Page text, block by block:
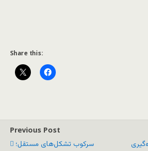
Share this:
Previous Post
سرکوب تشکل‌های مستقل؛